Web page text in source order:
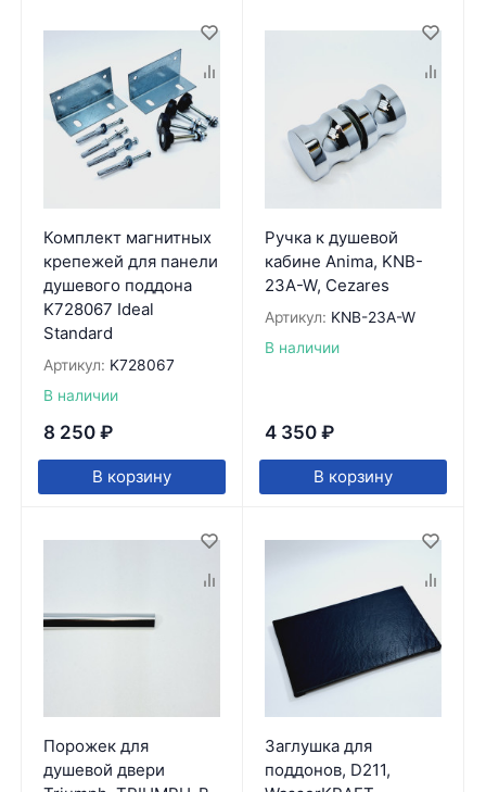
Комплект магнитных
крепежей для панели
душевого поддона
K728067 Ideal
Standard
Артикул: K728067
В наличии
8 250 ₽
В корзину
Ручка к душевой
кабине Anima, KNB-
23A-W, Cezares
Артикул: KNB-23A-W
В наличии
4 350 ₽
В корзину
Порожек для
душевой двери
Заглушка для
поддонов, D211,